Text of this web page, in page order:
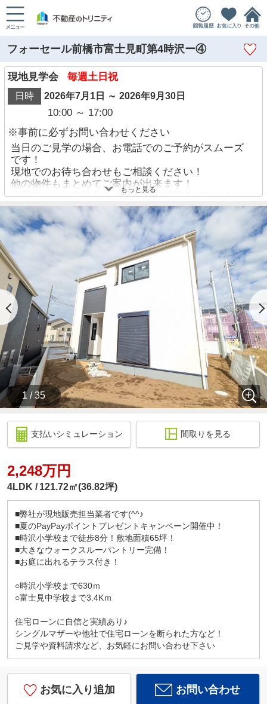
フォーセール前橋市富士見町第4時沢ー④
現地見学会 毎週土日祝
日時 2026年7月1日 ～ 2026年9月30日
10:00 ～ 17:00
※事前に必ずお問い合わせください
当日のご見学の場合、お電話でのご予約がスムーズ
です！
現地でのお待ち合わせもご相談ください！
他の物件もまとめてご案内が出来ます！
住宅ローンに自信あり！迷わずご相談ください！
もっと見る
1 / 35
支払いシミュレーション 間取りを見る
2,248万円
4LDK 121.72㎡(36.82坪)
■弊社が現地販売担当業者です(^^♪
■夏のPayPayポイントプレゼントキャンペーン開催中！
■時沢小学校まで徒歩8分！敷地面積65坪！
■大きなウォークスルーパントリー完備！
■お庭に出れるテラス付き！
○時沢小学校まで630ｍ
○富士見中学校まで3.4Kｍ
住宅ローンに自信と実績あり♪
シングルマザーや他社で住宅ローンを断られた方など！
ご見学や資料請求など、お気軽にお問い合わせ下さい
お気に入り追加 お問い合わせ